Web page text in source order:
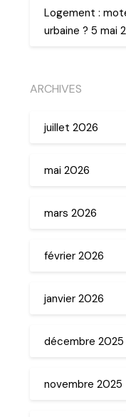
Logement :
urbaine ? 5 mai
ARCHIVES
juillet 2026
mai 2026
mars 2026
février 2026
janvier 2026
décembre 2025
novembre 2025